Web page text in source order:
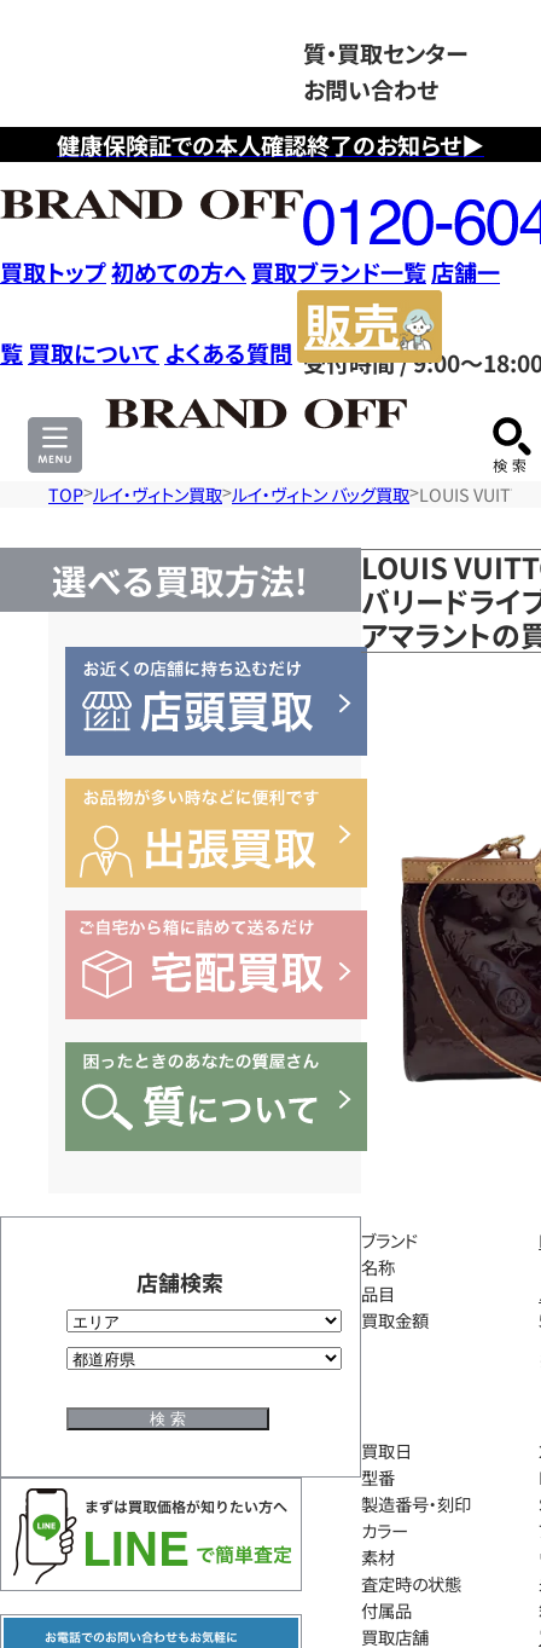
健康保険証での本人確認終了のお知らせ▶
質・買取センター
お問い合わせ
フ
リ
ー
ダ
イ
ヤ
ル
0120604117
受付時間 / 9:00～
買取トップ初めての方へ 買取ブランド一覧店舗一
覧 買取について よくある質問
サ
TOP ルイ・ヴィトン買取 ルイ・ヴィトン バッグ買取 LOUIS
選べる買取方法!
店舗検索
LOUIS
バリードライ
アマラントの
ブランド
名称
品目
買取金額
買取日
型番
製造番号・刻印
カラー
素材
査定時の状態
付属品
買取店舗